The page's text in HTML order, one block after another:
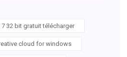
32 bit gratuit télécharger
cloud for windows